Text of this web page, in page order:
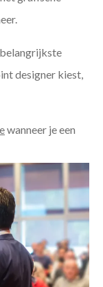
designer kiest,
wanneer je een